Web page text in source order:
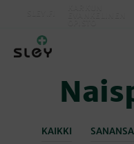
KAIKKI